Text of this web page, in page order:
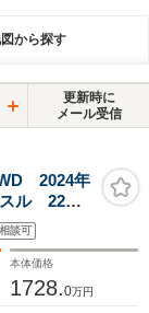
から探す
更新時に
メール受信
2024年
ル 22イ
シ
ア
談可
本体価格
1728.0万円